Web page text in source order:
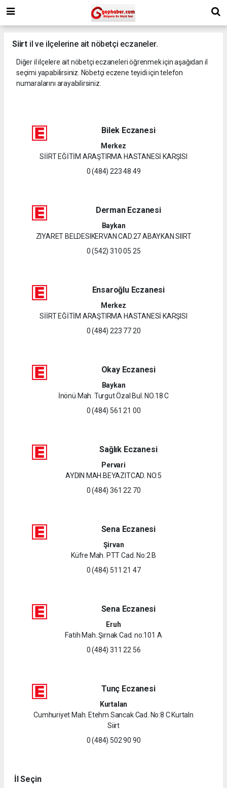
Siirt il ve ilçelerine ait nöbetçi eczaneler.
Diğer il ilçelere ait nöbetçi eczaneleri öğrenmek için aşağıdan il
seçimi yapabilirsiniz. Nöbetçi eczene teyidi için telefon
numaralarını arayabilirsiniz.
Bilek Eczanesi
Merkez
SİİRT EĞİTİM ARAŞTIRMA HASTANESİ KARŞISI
0 (484) 223 48 49
Derman Eczanesi
Baykan
ZIYARET BELDESIKERVAN CAD.27 ABAYKAN SIIRT
0 (542) 310 05 25
Ensaroğlu Eczanesi
Merkez
SİİRT EĞİTİM ARAŞTIRMA HASTANESİ KARŞISI
0 (484) 223 77 20
Okay Eczanesi
Baykan
İnönü Mah. Turgut Özal Bul. NO.18 C
0 (484) 561 21 00
Sağlık Eczanesi
Pervari
AYDIN MAH.BEYAZITCAD. NO:5
0 (484) 361 22 70
Sena Eczanesi
Şirvan
Küfre Mah. PTT Cad. No:2 B
0 (484) 511 21 47
Sena Eczanesi
Eruh
Fatih Mah. Şırnak Cad. no:101 A
0 (484) 311 22 56
Tunç Eczanesi
Kurtalan
Cumhuriyet Mah. Etehm Sancak Cad. No:8 C Kurtaln
Siirt
0 (484) 502 90 90
İl Seçin